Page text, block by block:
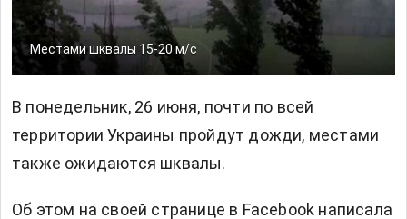
Местами шквалы 15-20 м/с
В понедельник, 26 июня, почти по всей
территории Украины пройдут дожди, местами
также ожидаются шквалы.
Об этом на своей странице в Facebook написала